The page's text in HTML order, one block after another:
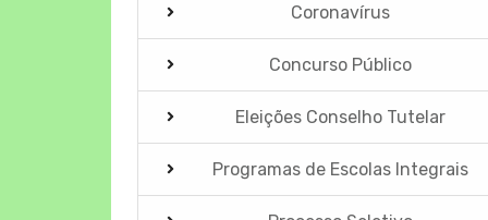
Coronavírus
Concurso Público
Eleições Conselho Tutelar
Programas de Escolas Integrais